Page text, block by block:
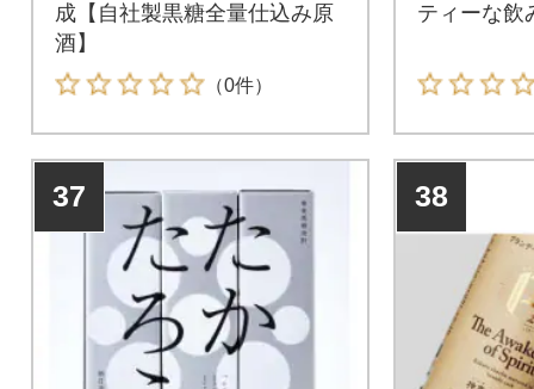
成【自社製黒糖全量仕込み原
酒】
（0件）
ティーな飲
37 38